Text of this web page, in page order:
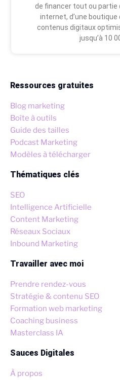
de financer tout ou partie
internet, d’une boutique
contenus digitaux
jusqu’à 10
Ressources gratuites
Blog marketing
Boîte à outils
Guide des tailles
Podcast Marketing
Modèles à télécharger
Thématiques clés
SEO
Intelligence Artificielle
Content Marketing
Réseaux Sociaux
Inbound Marketing
Travailler avec moi
Prendre rendez-vous
Stratégie & contenu SEO
Formation web marketing
Coaching business
Masterclass IA
Sauces Digitales
À propos